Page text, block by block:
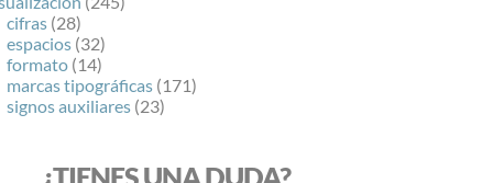
cifras (28)
espacios (32)
formato (14)
marcas tipográficas (171)
signos auxiliares (23)
¿TIENES UNA DUDA?